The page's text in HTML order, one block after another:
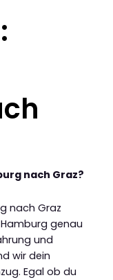
nach Graz?
nach Graz
genau
und
wir dein
Egal ob du